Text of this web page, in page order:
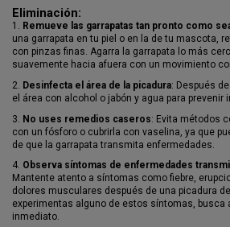
Eliminación:
1. Remueve las garrapatas tan pronto como
una garrapata en tu piel o en la de tu mascota,
con pinzas finas. Agarra la garrapata lo más
suavemente hacia afuera con un movimiento
2. Desinfecta el área de la picadura: Después
el área con alcohol o jabón y agua para prevenir
3. No uses remedios caseros: Evita métodos
con un fósforo o cubrirla con vaselina, ya que
de que la garrapata transmita enfermedades.
4. Observa síntomas de enfermedades
Mantente atento a síntomas como fiebre,
dolores musculares después de una picadura
experimentas alguno de estos síntomas, busca
inmediato.